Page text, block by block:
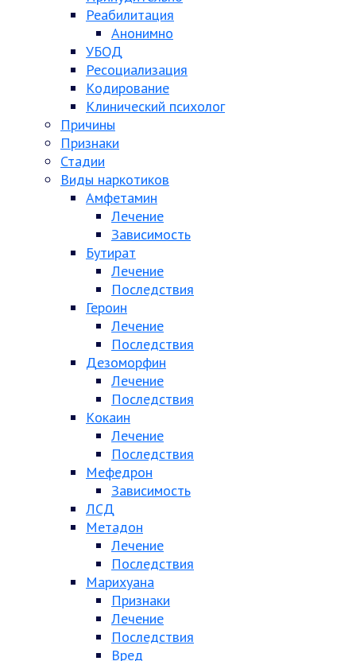
Реабилитация
Анонимно
УБОД
Ресоциализация
Кодирование
Клинический психолог
Причины
Признаки
Стадии
Виды наркотиков
Амфетамин
Лечение
Зависимость
Бутират
Лечение
Последствия
Героин
Лечение
Последствия
Дезоморфин
Лечение
Последствия
Кокаин
Лечение
Последствия
Мефедрон
Зависимость
ЛСД
Метадон
Лечение
Последствия
Марихуана
Признаки
Лечение
Последствия
Вред